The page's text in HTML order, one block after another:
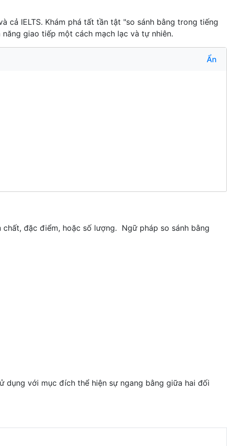
cả IELTS. Khám phá tất tần tật "so sánh bằng trong tiếng
giao tiếp một cách mạch lạc và tự nhiên.
Ẩn
đặc điểm, hoặc số lượng. Ngữ pháp so sánh bằng
dụng với mục đích thể hiện sự ngang bằng giữa hai đối